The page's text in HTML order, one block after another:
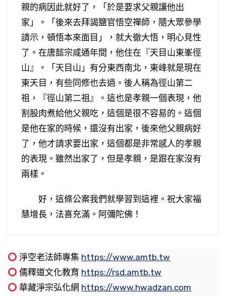
親的病因此就好了，「於是要求父親讓他出
家」。「後來去拜謁鹽官悟空禪師，隨大眾參學
請示，頓悟本來面目」，就大徹大悟，明心見性
了。在唐懿宗咸通年間，他住在『天目山東峯徑
山』。「天目山」有分東西南北，東峰就是現在
東天目，有些同修也去過。後人稱為徑山第二
祖，『徑山第二祖』。這也是孝親一個表現，他
割股肉煮給他父親吃，這個是很不容易的。這個
是他在家的時候，還沒有出家，後來他父親病好
了，他才請求要出家，這個都是非常感人的孝親
的表現。雖然出家了，但是孝親，是跟在家沒有
兩樣。
好，這條公案我們就學習到這裡。祝大家福
慧增長，法喜充滿。阿彌陀佛！
備禪師開悟後，亡父為何託夢感謝
隋朝敬脫法師以孝行清直出名的公案
現代表現孝親的模範
古人至孝的表現
現代人念念都是兒女，如果能反過來念念都是
出家人要不要盡世間的孝
法雲法師至孝，母親過世了，悲哀過度，好幾
道紀法師無論到何處講經都帶著母親，並親自
照顧，為什麼
結夏安居最後一天為什麼叫做佛歡喜日
生養死葬只是小孝，何為大孝？大孝當中的大
常被佛責罵的六群比丘，猶賢於佛滅度後馬
鳴、龍樹諸菩薩等，為什麼
淨空老法師專集 https://www.amtb.tw
儒釋道文化教育 https://rsd.amtb.tw
華藏淨宗弘化網 https://www.hwadzan.com